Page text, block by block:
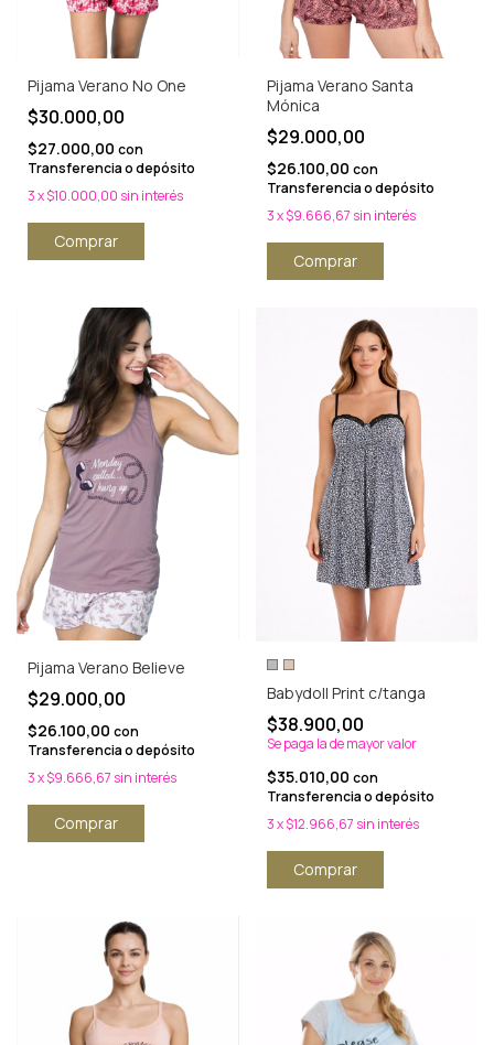
Pijama Verano No One
$30.000,00
$27.000,00 con
Transferencia o depósito
3x$10.000,00 sin interés
Comprar
Pijama Verano Santa
Mónica
$29.000,00
$26.100,00 con
Transferencia o depósito
3x$9.666,67 sin interés
Comprar
Pijama Verano Believe
$29.000,00
$26.100,00 con
Transferencia o depósito
3x$9.666,67 sin interés
Comprar
Babydoll Print c/tanga
$38.900,00
Se paga la de mayor valor
$35.010,00 con
Transferencia o depósito
3x$12.966,67 sin interés
Comprar